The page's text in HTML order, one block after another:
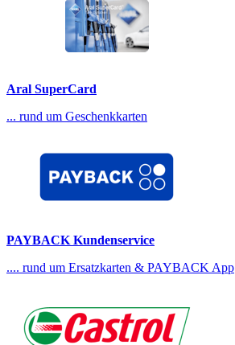
Aral SuperCard
... rund um Geschenkkarten
PAYBACK Kundenservice
.... rund um Ersatzkarten & PAYBACK App